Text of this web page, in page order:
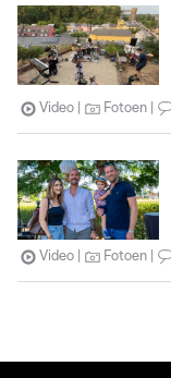
Video Fotoen
Video Fotoen